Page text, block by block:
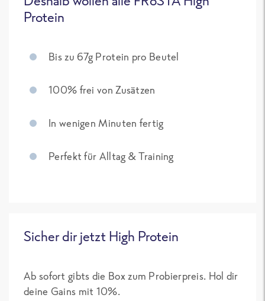
Protein
Bis zu 67g Protein pro Beutel
100% frei von Zusätzen
In wenigen Minuten fertig
Perfekt für Alltag & Training
Sicher dir jetzt High Protein
Ab sofort gibts die Box zum Probierpreis. Hol dir
deine Gains mit 10%.